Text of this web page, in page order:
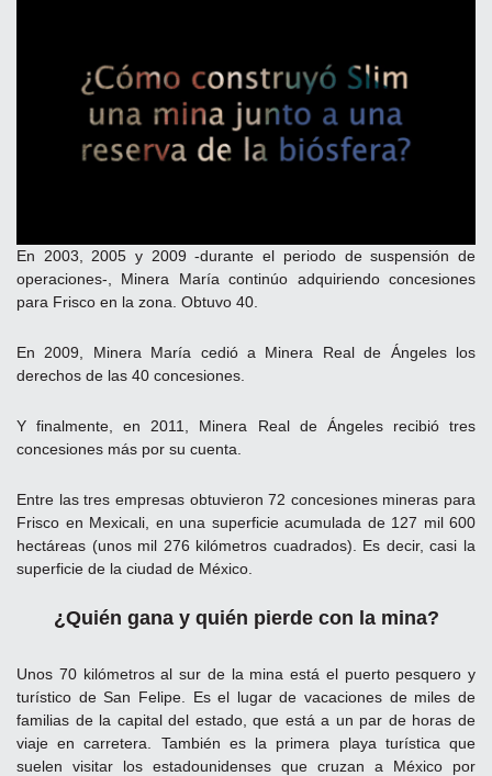
En 2003, 2005 y 2009 -durante el periodo de suspensión de
operaciones-, Minera María continúo adquiriendo concesiones
para Frisco en la zona. Obtuvo 40.
En 2009, Minera María cedió a Minera Real de Ángeles los
derechos de las 40 concesiones.
Y finalmente, en 2011, Minera Real de Ángeles recibió tres
concesiones más por su cuenta.
Entre las tres empresas obtuvieron 72 concesiones mineras para
Frisco en Mexicali, en una superficie acumulada de 127 mil 600
hectáreas (unos mil 276 kilómetros cuadrados). Es decir, casi la
superficie de la ciudad de México.
¿Quién gana y quién pierde con la mina?
Unos 70 kilómetros al sur de la mina está el puerto pesquero y
turístico de San Felipe. Es el lugar de vacaciones de miles de
familias de la capital del estado, que está a un par de horas de
viaje en carretera. También es la primera playa turística que
suelen visitar los estadounidenses que cruzan a México por